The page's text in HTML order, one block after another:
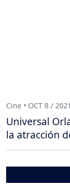
Cine • OCT 8 / 2021
Universal
la atracción